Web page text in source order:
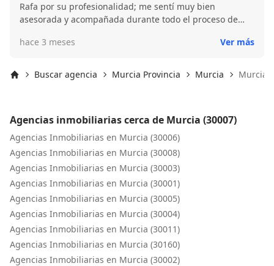
Rafa por su profesionalidad; me sentí muy bien
asesorada y acompañada durante todo el proceso de
hace 3 meses
Ver más
Buscar agencia Murcia Provincia Murcia Murcia
Agencias inmobiliarias cerca de Murcia (30007)
Agencias Inmobiliarias en Murcia (30006)
Agencias Inmobiliarias en Murcia (30008)
Agencias Inmobiliarias en Murcia (30003)
Agencias Inmobiliarias en Murcia (30001)
Agencias Inmobiliarias en Murcia (30005)
Agencias Inmobiliarias en Murcia (30004)
Agencias Inmobiliarias en Murcia (30011)
Agencias Inmobiliarias en Murcia (30160)
Agencias Inmobiliarias en Murcia (30002)